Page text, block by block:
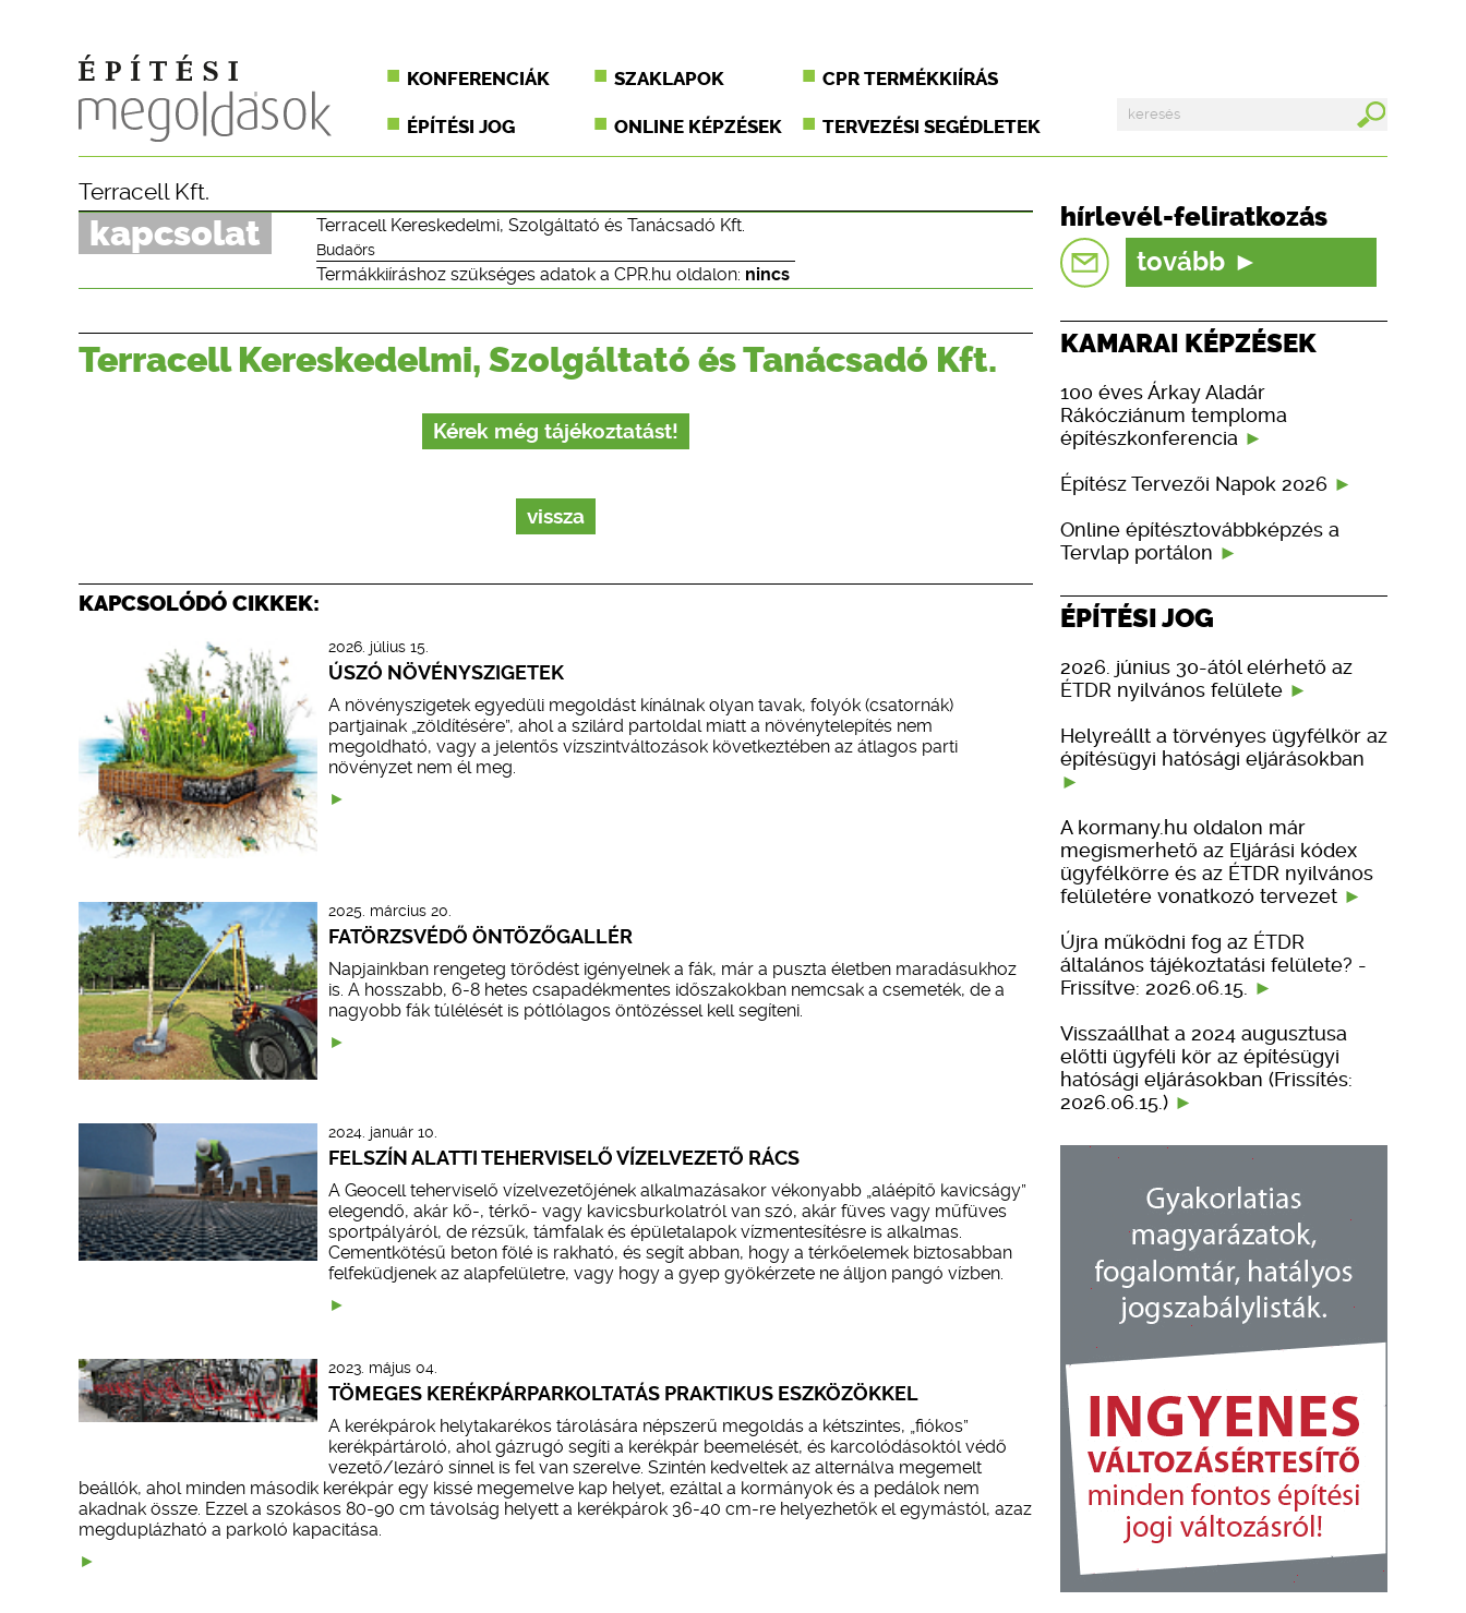
KONFERENCIÁK SZAKLAPOK CPR TERMÉKKIÍRÁS
ÉPÍTÉSI JOG ONLINE KÉPZÉSEK TERVEZÉSI SEGÉDLETEK
Terracell Kft.
kapcsolat Terracell Kereskedelmi, Szolgáltató és Tanácsadó Kft.
Budaörs
Termákkiíráshoz szükséges adatok a CPR.hu oldalon: nincs
Terracell Kereskedelmi, Szolgáltató és Tanácsadó Kft.
Kérek még tájékoztatást!
vissza
KAPCSOLÓDÓ CIKKEK:
2026. július 15.
ÚSZÓ NÖVÉNYSZIGETEK
A növényszigetek egyedüli megoldást kínálnak olyan tavak, folyók (csatornák)
partjainak „zöldítésére”, ahol a szilárd partoldal miatt a növénytelepítés nem
megoldható, vagy a jelentős vízszintváltozások következtében az átlagos parti
növényzet nem él meg.
2025. március 20.
FATÖRZSVÉDŐ ÖNTÖZŐGALLÉR
Napjainkban rengeteg törődést igényelnek a fák, már a puszta életben maradásukhoz
is. A hosszabb, 6-8 hetes csapadékmentes időszakokban nemcsak a csemeték, de a
nagyobb fák túlélését is pótlólagos öntözéssel kell segíteni.
2024. január 10.
FELSZÍN ALATTI TEHERVISELŐ VÍZELVEZETŐ RÁCS
A Geocell teherviselő vízelvezetőjének alkalmazásakor vékonyabb „aláépítő kavicságy”
elegendő, akár kő-, térkő- vagy kavicsburkolatról van szó, akár füves vagy műfüves
sportpályáról, de rézsűk, támfalak és épületalapok vízmentesítésre is alkalmas.
Cementkötésű beton fölé is rakható, és segít abban, hogy a térkőelemek biztosabban
felfeküdjenek az alapfelületre, vagy hogy a gyep gyökérzete ne álljon pangó vízben.
2023. május 04.
TÖMEGES KERÉKPÁRPARKOLTATÁS PRAKTIKUS ESZKÖZÖKKEL
A kerékpárok helytakarékos tárolására népszerű megoldás a kétszintes, „fiókos”
kerékpártároló, ahol gázrugó segíti a kerékpár beemelését, és karcolódásoktól védő
vezető/lezáró sínnel is fel van szerelve. Szintén kedveltek az alternálva megemelt
beállók, ahol minden második kerékpár egy kissé megemelve kap helyet, ezáltal a kormányok és a pedálok nem
akadnak össze. Ezzel a szokásos 80-90 cm távolság helyett a kerékpárok 36-40 cm-re helyezhetők el egymástól, azaz
megduplázható a parkoló kapacitása.
hírlevél-feliratkozás
tovább
KAMARAI KÉPZÉSEK
100 éves Árkay Aladár
Rákócziánum temploma
építészkonferencia
Építész Tervezői Napok 2026
Online építésztovábbképzés a
Tervlap portálon
ÉPÍTÉSI JOG
2026. június 30-ától elérhető az
ÉTDR nyilvános felülete
Helyreállt a törvényes ügyfélkör az
építésügyi hatósági eljárásokban
A kormany.hu oldalon már
megismerhető az Eljárási kódex
ügyfélkörre és az ÉTDR nyilvános
felületére vonatkozó tervezet
Újra működni fog az ÉTDR
általános tájékoztatási felülete? -
Frissítve: 2026.06.15.
Visszaállhat a 2024 augusztusa
előtti ügyféli kör az építésügyi
hatósági eljárásokban (Frissítés:
2026.06.15.)